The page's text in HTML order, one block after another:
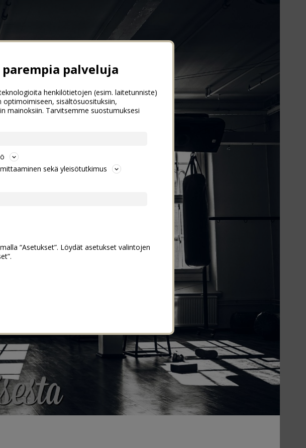
palveluja
henkilötietojen (esim. laitetunniste)
sisältösuosituksiin,
mainoksiin. Tarvitsemme suostumuksesi
sekä yleisötutkimus
“Asetukset”. Löydät asetukset valintojen